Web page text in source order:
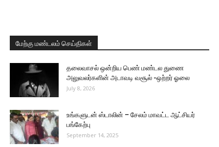
மேற்கு மண்டலம் செய்திகள்
தலைவாசல் ஒன்றிய பெண் மண்டல துணை
அலுவலர்களின் அடாவடி வசூல் -ஒற்றர் ஓலை
July 8, 2026
உங்களுடன் ஸ்டாலின் – சேலம் மாவட்ட ஆட்சியர்
பங்கேற்பு
September 14, 2025